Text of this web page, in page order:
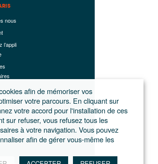
nous
l’appli
afin de mémoriser vos
votre parcours. En cliquant sur
votre accord pour l'installation de ces
sur refuser, vous refusez tous les
à votre navigation. Vous pouvez
afin de gérer vous-même les